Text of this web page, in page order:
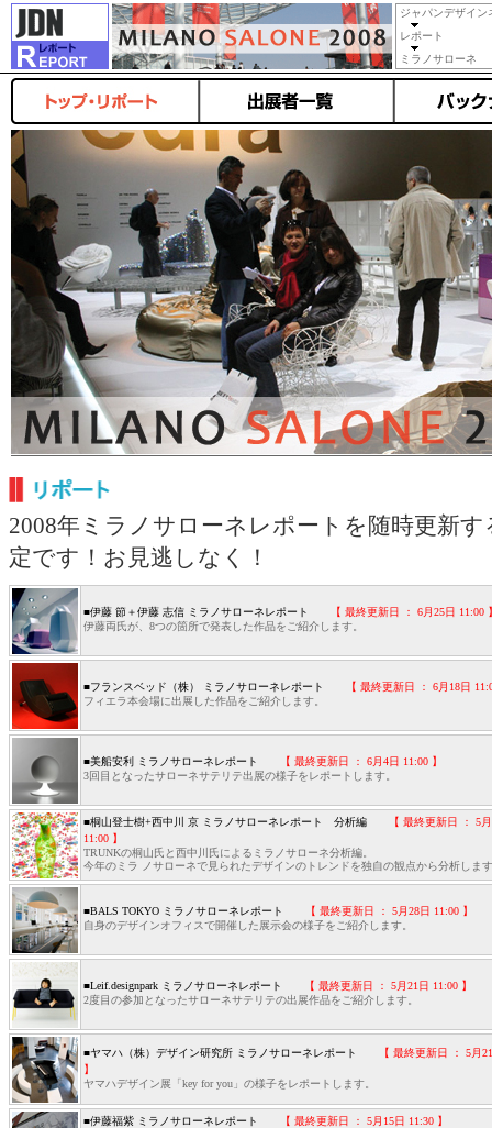
ジャパンデザイン
レポート
ミラノサローネ
2008年ミラノサローネレポートを随時更新す
定です！お見逃しなく！
■伊藤 節＋伊藤 志信 ミラノサローネレポート
【 最終更新日 ： 6月25日 11:00
伊藤両氏が、8つの箇所で発表した作品をご紹介します。
■フランスベッド（株） ミラノサローネレポート
【 最終更新日 ： 6月18日
フィエラ本会場に出展した作品をご紹介します。
■美船安利 ミラノサローネレポート
【 最終更新日 ： 6月4日 11:00 】
3回目となったサローネサテリテ出展の様子をレポートします。
■桐山登士樹+西中川 京 ミラノサローネレポート 分析編
【 最終更新日 ： 5月
11:00 】
TRUNKの桐山氏と西中川氏によるミラノサローネ分析編。
今年のミラ ノサローネで見られたデザインのトレンドを独自の観点から分析しま
■BALS TOKYO ミラノサローネレポート
【 最終更新日 ： 5月28日 11:00 】
自身のデザインオフィスで開催した展示会の様子をご紹介します。
■Leif.designpark ミラノサローネレポート
【 最終更新日 ： 5月21日 11:00 】
2度目の参加となったサローネサテリテの出展作品をご紹介します。
■ヤマハ（株）デザイン研究所 ミラノサローネレポート
【 最終更新日 ： 5月
】
ヤマハデザイン展「key for you」の様子をレポートします。
■伊藤福紫 ミラノサローネレポート
【 最終更新日 ： 5月15日 11:30 】